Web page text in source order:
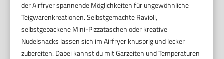
der Airfryer spannende Möglichkeiten für ungewöhnliche
Teigwarenkreationen. Selbstgemachte Ravioli,
selbstgebackene Mini-Pizzataschen oder kreative
Nudelsnacks lassen sich im Airfryer knusprig und lecker
zubereiten. Dabei kannst du mit Garzeiten und Temperaturen